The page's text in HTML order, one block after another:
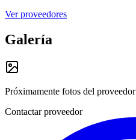
Ver proveedores
Galería
Próximamente fotos del proveedor
Contactar proveedor